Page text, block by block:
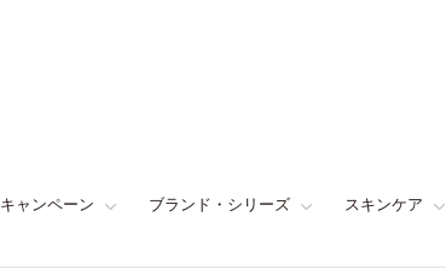
キャンペーン ブランド・シリーズ スキンケア